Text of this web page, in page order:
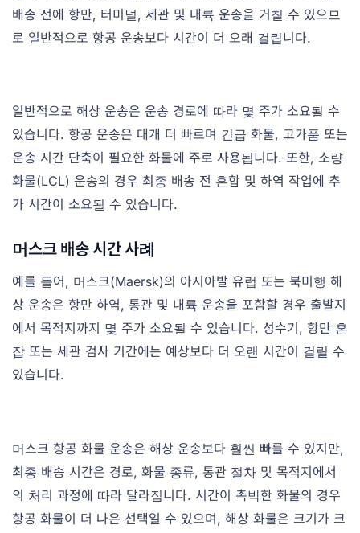
배송 전에 항만, 터미널, 세관 및 내륙 운송을 거칠 수 있으므
로 일반적으로 항공 운송보다 시간이 더 오래 걸립니다.
일반적으로 해상 운송은 운송 경로에 따라 몇 주가 소요될 수
있습니다. 항공 운송은 대개 더 빠르며 긴급 화물, 고가품 또는
운송 시간 단축이 필요한 화물에 주로 사용됩니다. 또한, 소량
화물(LCL) 운송의 경우 최종 배송 전 혼합 및 하역 작업에 추
가 시간이 소요될 수 있습니다.
머스크 배송 시간 사례
예를 들어, 머스크(Maersk)의 아시아발 유럽 또는 북미행 해
상 운송은 항만 하역, 통관 및 내륙 운송을 포함할 경우 출발지
에서 목적지까지 몇 주가 소요될 수 있습니다. 성수기, 항만 혼
잡 또는 세관 검사 기간에는 예상보다 더 오랜 시간이 걸릴 수
있습니다.
머스크 항공 화물 운송은 해상 운송보다 훨씬 빠를 수 있지만,
최종 배송 시간은 경로, 화물 종류, 통관 절차 및 목적지에서
의 처리 과정에 따라 달라집니다. 시간이 촉박한 화물의 경우
항공 화물이 더 나은 선택일 수 있으며, 해상 화물은 크기가 크